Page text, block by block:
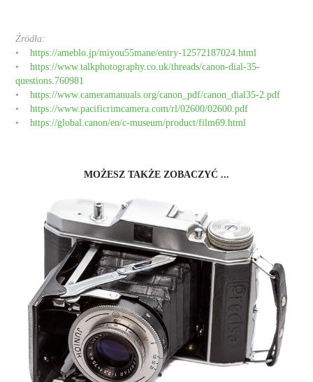
Źródła:
•https://ameblo.jp/miyou55mane/entry-12572187024.html
•https://www.talkphotography.co.uk/threads/canon-dial-35-
questions.760981
•https://www.cameramanuals.org/canon_pdf/canon_dial35-2.pdf
•https://www.pacificrimcamera.com/rl/02600/02600.pdf
•https://global.canon/en/c-museum/product/film69.html
MOŻESZ TAKŻE ZOBACZYĆ ...